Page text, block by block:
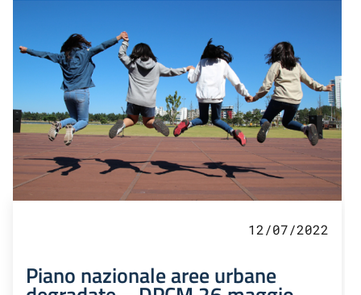
12/07/2022
Piano nazionale aree urbane